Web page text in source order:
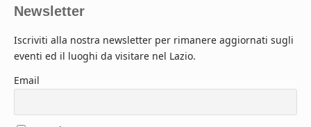
Newsletter
Iscriviti alla nostra newsletter per rimanere aggiornati sugli
eventi ed il luoghi da visitare nel Lazio.
Email